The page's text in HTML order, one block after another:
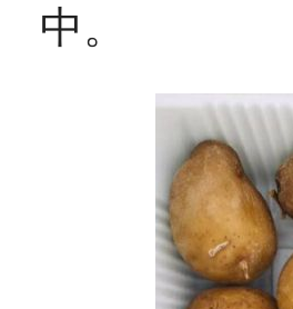
中。